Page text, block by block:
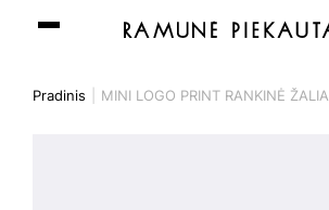
Pradinis MINI LOGO PRINT RANKINĖ ŽALIA